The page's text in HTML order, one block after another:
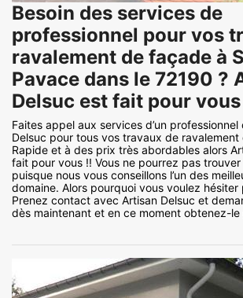
Besoin des services de
professionnel pour vos
ravalement de façade à
Pavace dans le 72190 ?
Delsuc est fait pour vous
Faites appel aux services d’un professionnel
Delsuc pour tous vos travaux de
Rapide et à des prix très abordables alors
fait pour vous !! Vous ne pourrez pas
puisque nous vous conseillons l’un des
domaine. Alors pourquoi vous voulez hésiter
Prenez contact avec Artisan Delsuc et
dès maintenant et en ce moment obtenez-